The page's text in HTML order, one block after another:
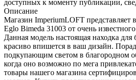
доступных к моменту публикации,
Описание
Магазин ImperiumLOFT
Eglo Bimeda 31003 от очень
Данная модель настоящая находка для
красиво впишется в ваш дизайн.
подкупающим светом в благородном
когда оно возможно по мега
товары нашего магазина